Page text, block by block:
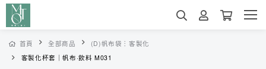
首頁 全部商品
(D)帆布袋︙客製化
客製化杯套｜帆布·飲料 M031